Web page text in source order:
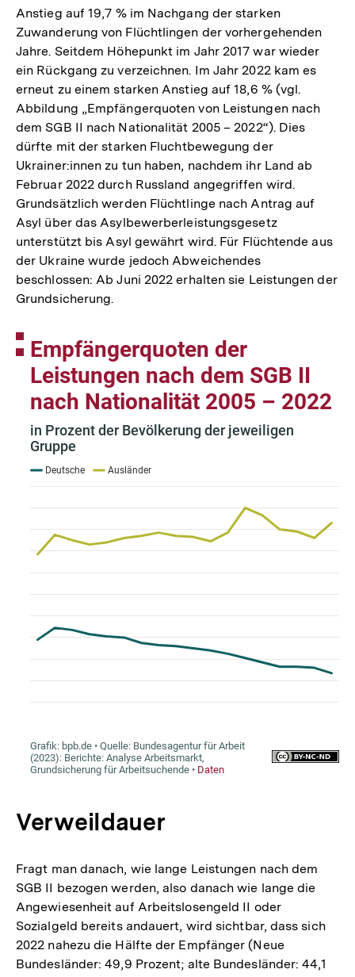
Anstieg auf 19,7 % im Nachgang der starken
Zuwanderung von Flüchtlingen der vorhergehenden
Jahre. Seitdem Höhepunkt im Jahr 2017 war wieder
ein Rückgang zu verzeichnen. Im Jahr 2022 kam es
erneut zu einem starken Anstieg auf 18,6 % (vgl.
Abbildung „Empfängerquoten von Leistungen nach
dem SGB II nach Nationalität 2005 – 2022“). Dies
dürfte mit der starken Fluchtbewegung der
Ukrainer:innen zu tun haben, nachdem ihr Land ab
Februar 2022 durch Russland angegriffen wird.
Grundsätzlich werden Flüchtlinge nach Antrag auf
Asyl über das Asylbewerberleistungsgesetz
unterstützt bis Asyl gewährt wird. Für Flüchtende aus
der Ukraine wurde jedoch Abweichendes
beschlossen: Ab Juni 2022 erhalten sie Leistungen der
Grundsicherung.
Verweildauer
Fragt man danach, wie lange Leistungen nach dem
SGB II bezogen werden, also danach wie lange die
Angewiesenheit auf Arbeitslosengeld II oder
Sozialgeld bereits andauert, wird sichtbar, dass sich
2022 nahezu die Hälfte der Empfänger (Neue
Bundesländer: 49,9 Prozent; alte Bundesländer: 44,1